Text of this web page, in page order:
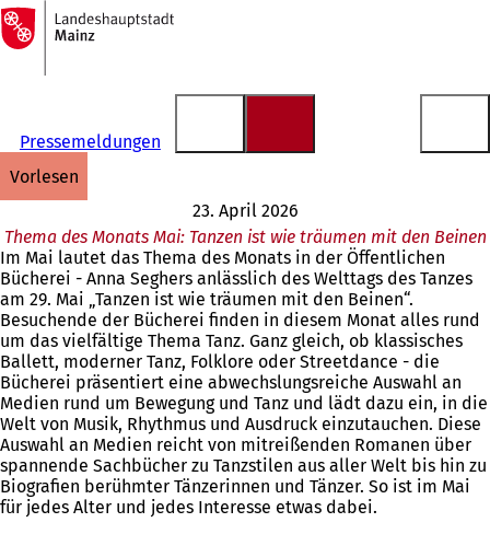
Inhalt anspringen
Zur
Startseite
Pressemeldungen
vorlesen
23. April 2026
Thema des Monats Mai: Tanzen ist wie träumen mit den Beinen
Im Mai lautet das Thema des Monats in der Öffentlichen
Bücherei - Anna Seghers anlässlich des Welttags des Tanzes
am 29. Mai „Tanzen ist wie träumen mit den Beinen“.
Besuchende der Bücherei finden in diesem Monat alles rund
um das vielfältige Thema Tanz. Ganz gleich, ob klassisches
Ballett, moderner Tanz, Folklore oder Streetdance - die
Bücherei präsentiert eine abwechslungsreiche Auswahl an
Medien rund um Bewegung und Tanz und lädt dazu ein, in die
Welt von Musik, Rhythmus und Ausdruck einzutauchen. Diese
Auswahl an Medien reicht von mitreißenden Romanen über
spannende Sachbücher zu Tanzstilen aus aller Welt bis hin zu
Biografien berühmter Tänzerinnen und Tänzer. So ist im Mai
für jedes Alter und jedes Interesse etwas dabei.